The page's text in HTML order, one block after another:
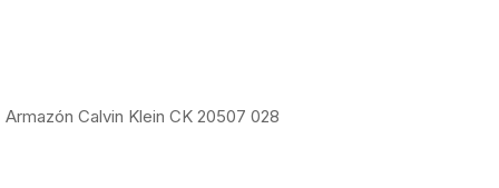
Armazón Calvin Klein CK 20507 028